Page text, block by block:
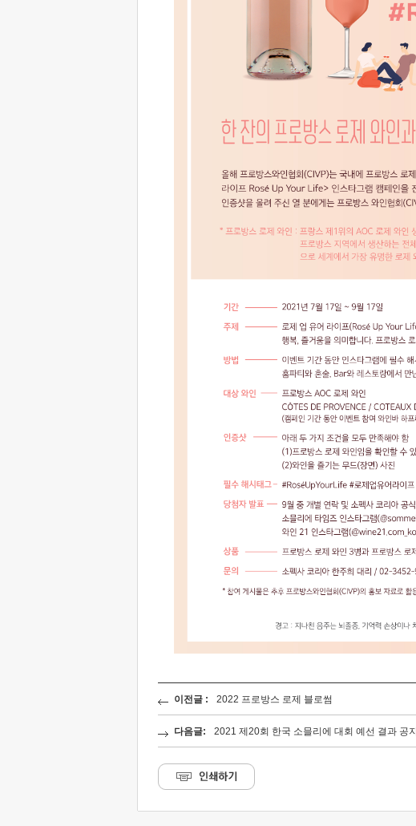
이전글 : 2022 프로방스 로제 블로썸
다음글: 2021 제20회 한국 소믈리에 대회 예선 결과 공지